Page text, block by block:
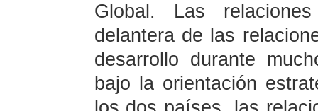
Global. Las
delantera de las
desarrollo durante
bajo la orientación